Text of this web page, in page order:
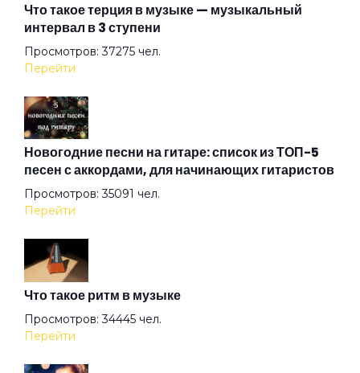
Ева
Загадка
Закрыто
Игрок
Капля крови создателя
Что такое терция в музыке — музыкальный
интервал в 3 ступени
Просмотров: 37275 чел.
Перейти
Новогодние песни на гитаре: список из ТОП-5
песен с аккордами, для начинающих гитаристов
Просмотров: 35091 чел.
Перейти
Что такое ритм в музыке
Просмотров: 34445 чел.
Перейти